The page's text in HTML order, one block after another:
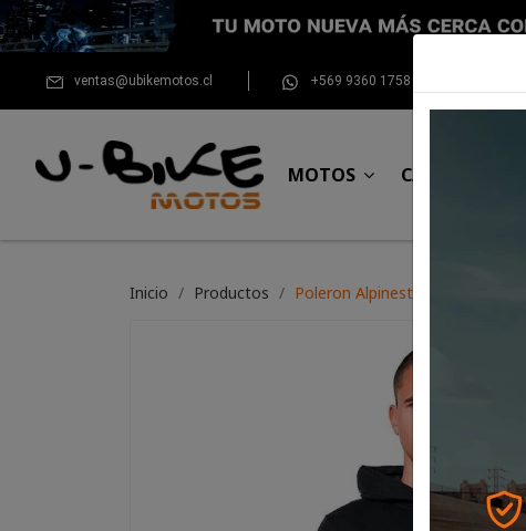
ventas@ubikemotos.cl +569 9360 1758
MOTOS CASCOS
Inicio Productos Poleron Alpinestars Par Hoodie